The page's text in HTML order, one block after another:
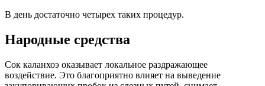
В день достаточно четырех таких процедур.
Народные средства
Сок каланхоэ оказывает локальное раздражающее
воздействие. Это благоприятно влияет на выведение